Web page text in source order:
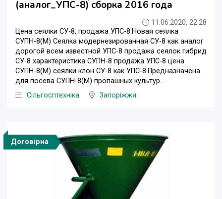
(аналог_УПС-8) сборка 2016 года
11.06.2020, 22:28
Цена сеялки СУ-8, продажа УПС-8.Новая сеялка
СУПН-8(М) Сеялка модернезированная СУ-8 как аналог
дорогой всем известной УПС-8 продажа сеялок гибрид
СУ-8 характеристика СУПН-8 продажа УПС-8 цена
СУПН-8(М) сеялки клон СУ-8 как УПС-8.Предназначена
для посева СУПН-8(М) пропашных культур...
Сільгосптехніка
Запоріжжя
Договірна